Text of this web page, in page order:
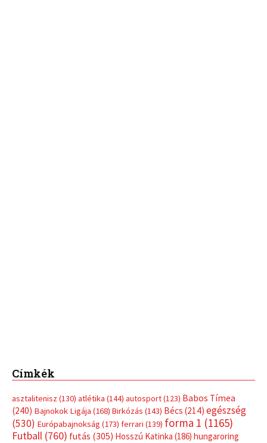
Címkék
asztalitenisz (130) atlétika (144) autosport(123) Babos Tímea
(240) Bajnokok Ligája (168) Birkózás (143) Bécs (214) egészség
(530) Európabajnokság (173) ferrari (139) forma 1 (1165)
Futball (760) futás (305) Hosszú Katinka (186) hungaroring